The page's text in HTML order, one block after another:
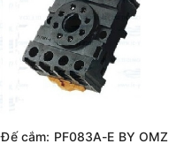
Đế cắm: PF083A-E BY OMZ